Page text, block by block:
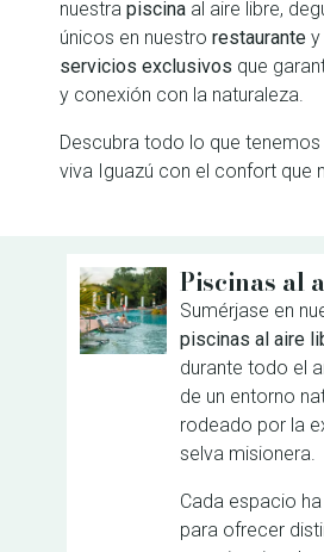
nuestra piscinaal aire libre,
únicos en nuestro restaurantey
servicios exclusivos que
y conexión con la naturaleza.
Descubra todo lo que
viva Iguazú con el confort que
Piscinas al
Sumérjase en
piscinas al aire
durante todo el
de un entorno
rodeado por la
selva misionera.
Cada espacio
para ofrecer